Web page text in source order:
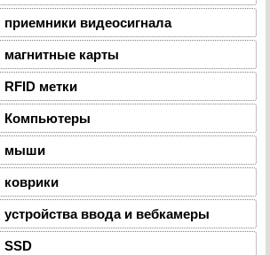
приемники видеосигнала
магнитные карты
RFID метки
Компьютеры
мыши
коврики
устройства ввода и вебкамеры
SSD